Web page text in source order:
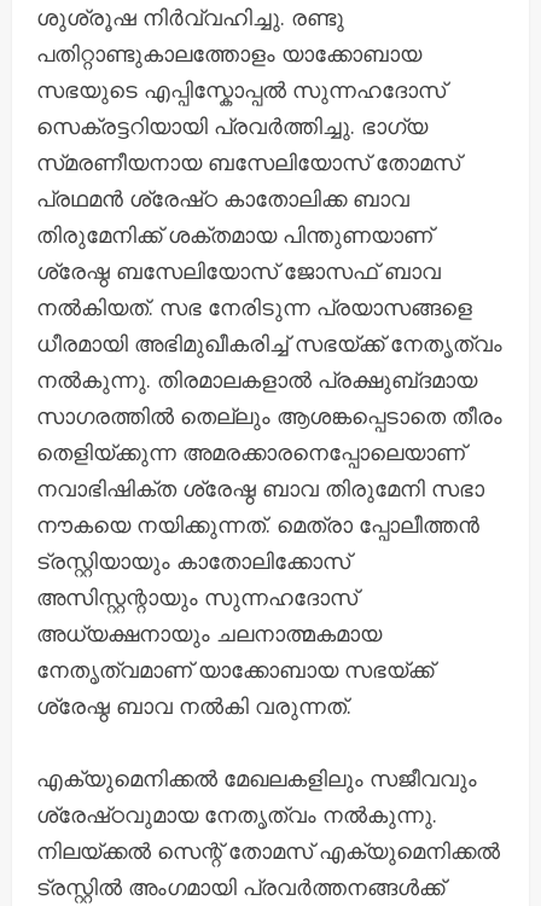
ശുശ്രൂഷ നിർവ്വഹിച്ചു. രണ്ടു
പതിറ്റാണ്ടുകാലത്തോളം യാക്കോബായ
സഭയുടെ എപ്പിസ്കോപ്പൽ സുന്നഹദോസ്
സെക്രട്ടറിയായി പ്രവർത്തിച്ചു. ഭാഗ്യ
സ്‌മരണീയനായ ബസേലിയോസ് തോമസ്
പ്രഥമൻ ശ്രേഷ്‌ഠ കാതോലിക്ക ബാവ
തിരുമേനിക്ക് ശക്തമായ പിന്തുണയാണ്
ശ്രേഷ്ഠ ബസേലിയോസ് ജോസഫ് ബാവ
നൽകിയത്. സഭ നേരിടുന്ന പ്രയാസങ്ങളെ
ധീരമായി അഭിമുഖീകരിച്ച് സഭയ്ക്ക് നേതൃത്വം
നൽകുന്നു. തിരമാലകളാൽ പ്രക്ഷുബ്‌ദമായ
സാഗരത്തിൽ തെല്ലും ആശങ്കപ്പെടാതെ തീരം
തെളിയ്ക്കുന്ന അമരക്കാരനെപ്പോലെയാണ്
നവാഭിഷിക്ത ശ്രേഷ്ഠ ബാവ തിരുമേനി സഭാ
നൗകയെ നയിക്കുന്നത്. മെത്രാ പ്പോലീത്തൻ
ട്രസ്റ്റിയായും കാതോലിക്കോസ്
അസിസ്റ്റന്റായും സുന്നഹദോസ്
അധ്യക്ഷനായും ചലനാത്മകമായ
നേതൃത്വമാണ് യാക്കോബായ സഭയ്ക്ക്
ശ്രേഷ്ഠ ബാവ നൽകി വരുന്നത്.
എക്യുമെനിക്കൽ മേഖലകളിലും സജീവവും
ശ്രേഷ്‌ഠവുമായ നേതൃത്വം നൽകുന്നു.
നിലയ്ക്കൽ സെന്റ് തോമസ് എക്യുമെനിക്കൽ
ട്രസ്റ്റിൽ അംഗമായി പ്രവർത്തനങ്ങൾക്ക്